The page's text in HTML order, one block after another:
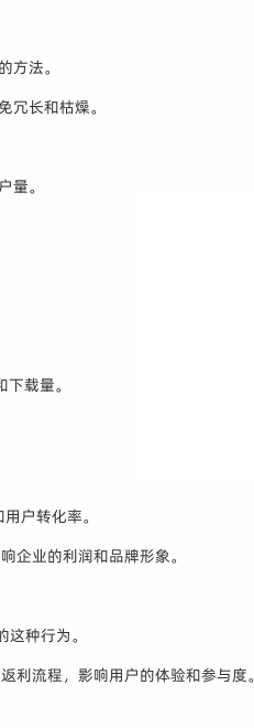
法。
长和枯燥。
。
载量。
户转化率。
企业的利润和品牌形象。
种行为。
流程，影响用户的体验和参与度。